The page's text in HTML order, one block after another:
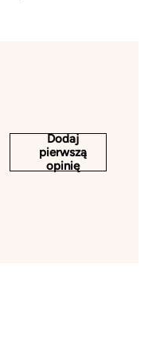
Dodaj
pierwszą
opinię